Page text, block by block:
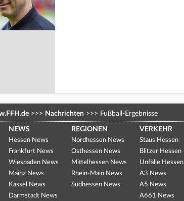
>>> Nachrichten >>> Fußball-Ergebnisse
NEWS
Hessen News
Frankfurt News
Wiesbaden News
Mainz News
Kassel News
Darmstadt News
REGIONEN
Nordhessen News
Osthessen News
Mittelhessen News
Rhein-Main News
Südhessen News
VERKEHR
Staus Hessen
Blitzer Hessen
Unfälle Hessen
A3 News
A5 News
A661 News